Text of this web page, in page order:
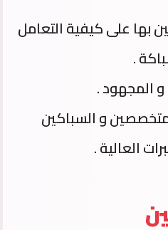
بها على كيفية التعامل
.
المجهود .
و السباكين
العالية .